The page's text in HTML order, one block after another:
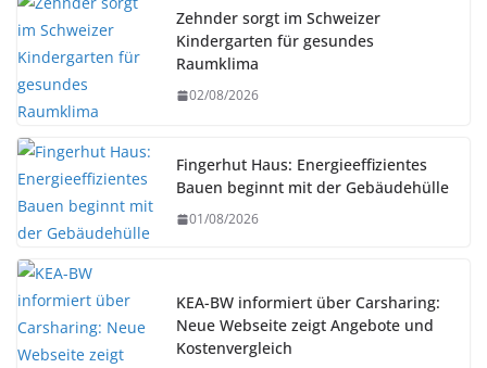
Zehnder sorgt im Schweizer
Kindergarten für gesundes
Raumklima
02/08/2026
Fingerhut Haus: Energieeffizientes
Bauen beginnt mit der Gebäudehülle
01/08/2026
KEA-BW informiert über Carsharing:
Neue Webseite zeigt Angebote und
Kostenvergleich